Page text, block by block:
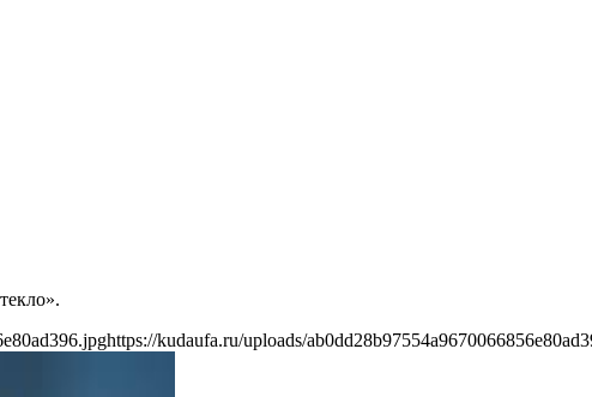
https://kudaufa.ru/uploads/